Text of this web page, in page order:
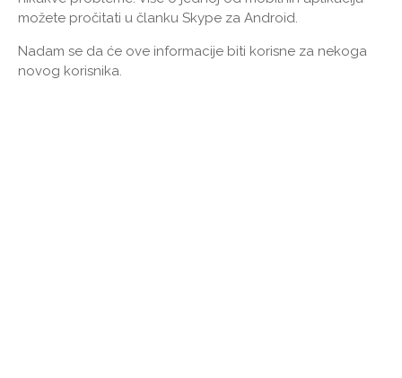
možete pročitati u članku Skype za Android.
Nadam se da će ove informacije biti korisne za nekoga
novog korisnika.